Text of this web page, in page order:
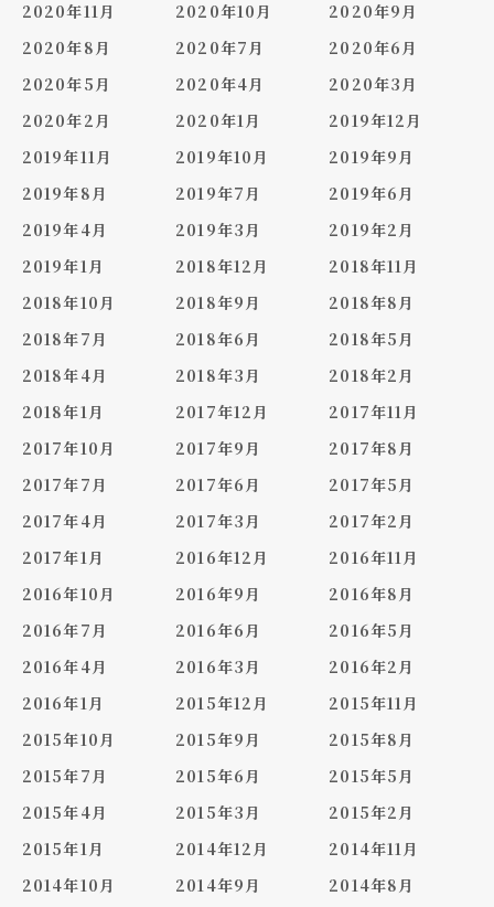
2020年11月 2020年10月
2020年9月
2020年8月
2020年7月
2020年6月
2020年5月
2020年4月
2020年3月
2020年2月
2020年1月
2019年12月
2019年11月
2019年10月
2019年9月
2019年8月
2019年7月
2019年6月
2019年4月
2019年3月
2019年2月
2019年1月
2018年12月
2018年11月
2018年10月
2018年9月
2018年8月
2018年7月
2018年6月
2018年5月
2018年4月
2018年3月
2018年2月
2018年1月
2017年12月
2017年11月
2017年10月
2017年9月
2017年8月
2017年7月
2017年6月
2017年5月
2017年4月
2017年3月
2017年2月
2017年1月
2016年12月
2016年11月
2016年10月
2016年9月
2016年8月
2016年7月
2016年6月
2016年5月
2016年4月
2016年3月
2016年2月
2016年1月
2015年12月
2015年11月
2015年10月
2015年9月
2015年8月
2015年7月
2015年6月
2015年5月
2015年4月
2015年3月
2015年2月
2015年1月
2014年12月
2014年11月
2014年10月
2014年9月
2014年8月